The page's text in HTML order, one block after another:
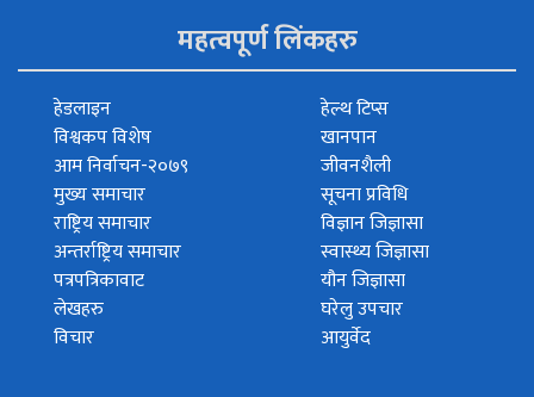
महत्वपूर्ण लिंकहरु
हेडलाइन
विश्वकप विशेष
आम निर्वाचन-२०७९
मुख्य समाचार
राष्ट्रिय समाचार
अन्तर्राष्ट्रिय समाचार
पत्रपत्रिकावाट
लेखहरु
विचार
हेल्थ टिप्स
खानपान
जीवनशैली
सूचना प्रविधि
विज्ञान जिज्ञासा
स्वास्थ्य जिज्ञासा
यौन जिज्ञासा
घरेलु उपचार
आयुर्वेद